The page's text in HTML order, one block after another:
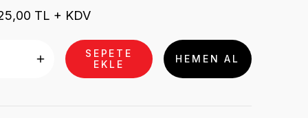
TL + KDV
SEPETE
EKLE
HEMEN AL